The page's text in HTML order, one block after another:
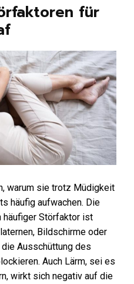
für
warum sie trotz Müdigkeit
häufig aufwachen. Die
häufiger Störfaktor ist
Bildschirme oder
Ausschüttung des
Auch Lärm, sei es
wirkt sich negativ auf die